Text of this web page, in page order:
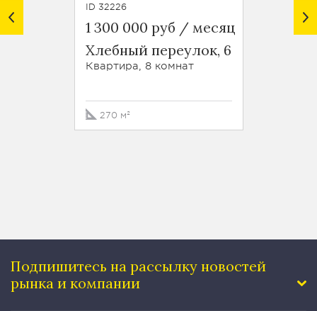
ID 32226
1 300 000 руб / месяц
Хлебный переулок, 6
Квартира, 8 комнат
270 м²
1
Подпишитесь на рассылку новостей
рынка и компании